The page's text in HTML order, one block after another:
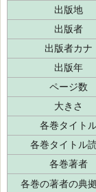
出版地
出版者
出版者カナ
出版年
ページ数
大きさ
各巻タイト
各巻タイトル
各巻著者
各巻の著者の典